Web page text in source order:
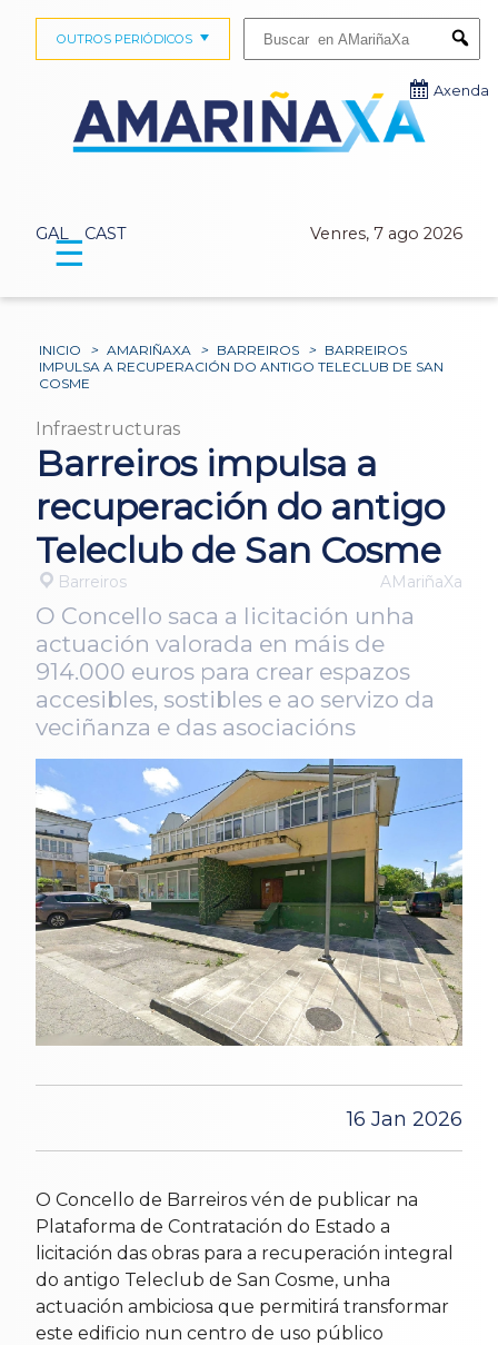
GAL CAST Venres, 7 ago 2026
OUTROS PERIÓDICOS
Axenda
☰
INICIO > AMARIÑAXA > BARREIROS > BARREIROS
IMPULSA A RECUPERACIÓN DO ANTIGO TELECLUB DE SAN
COSME
Infraestructuras
Barreiros impulsa a
recuperación do antigo
Teleclub de San Cosme
Barreiros AMariñaXa
O Concello saca a licitación unha
actuación valorada en máis de
914.000 euros para crear espazos
accesibles, sostibles e ao servizo da
veciñanza e das asociacións
16 Jan 2026
O Concello de Barreiros vén de publicar na
Plataforma de Contratación do Estado a
licitación das obras para a recuperación integral
do antigo Teleclub de San Cosme, unha
actuación ambiciosa que permitirá transformar
este edificio nun centro de uso público